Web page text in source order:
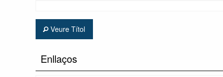
Veure Títol
Enllaços